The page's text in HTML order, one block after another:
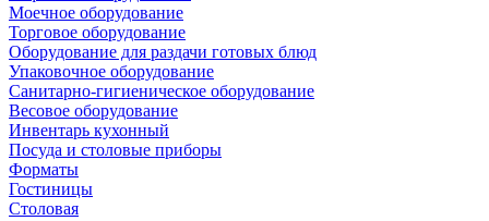
Моечное оборудование
Торговое оборудование
Оборудование для раздачи готовых блюд
Упаковочное оборудование
Санитарно-гигиеническое оборудование
Весовое оборудование
Инвентарь кухонный
Посуда и столовые приборы
Форматы
Гостиницы
Столовая